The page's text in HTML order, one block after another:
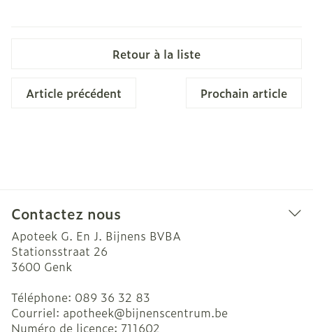
Retour à la liste
Article précédent Prochain article
Contactez nous
Apoteek G. En J. Bijnens BVBA
Stationsstraat 26
3600 Genk
Téléphone: 089 36 32 83
Courriel: apotheek@bijnenscentrum.be
Numéro de licence: 711602